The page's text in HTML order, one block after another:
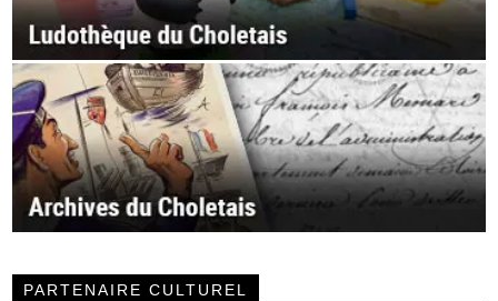
PARTENAIRE CULTUREL